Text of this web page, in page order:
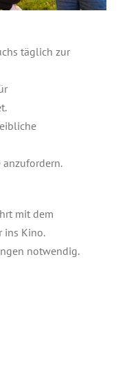
täglich zur
anzufordern.
mit dem
ins Kino.
notwendig.